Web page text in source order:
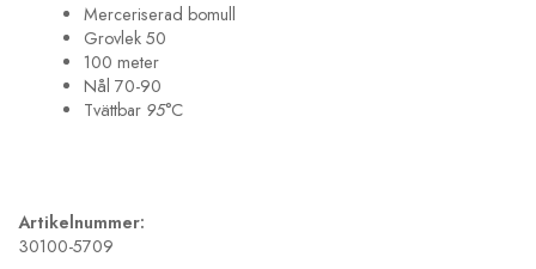
Merceriserad bomull
Grovlek 50
100 meter
Nål 70-90
Tvättbar 95°C
Artikelnummer:
30100-5709